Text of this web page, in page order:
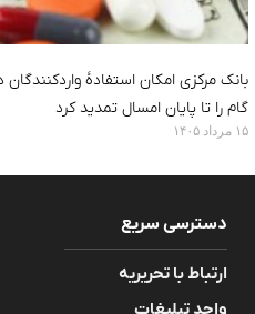
بانک مرکزی امکان استفادۀ واردکنندگان
گام را تا پایان امسال تمدید کرد
۱۵ مرداد ۱۴۰۵
دسترسی سریع
ارتباط با تحریریه